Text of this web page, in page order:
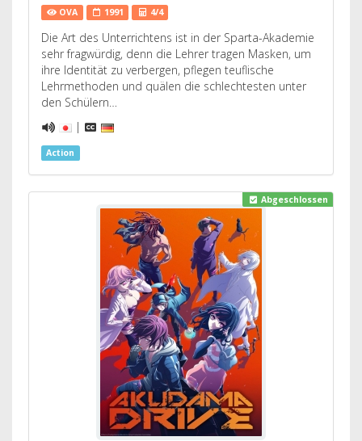
OVA 1991 4/4
Die Art des Unterrichtens ist in der Sparta-Akademie
sehr fragwürdig, denn die Lehrer tragen Masken, um
ihre Identität zu verbergen, pflegen teuflische
Lehrmethoden und quälen die schlechtesten unter
den Schülern…
|
Action
Abgeschlossen